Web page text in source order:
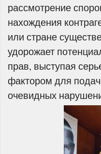
рассмотрение
нахождения
или стране
удорожает
прав, выступая
фактором для
очевидных